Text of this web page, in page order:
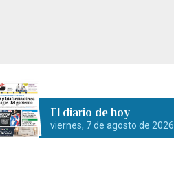
El diario de hoy
viernes, 7 de agosto de 2026